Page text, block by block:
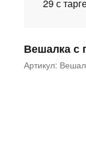
Артикул: